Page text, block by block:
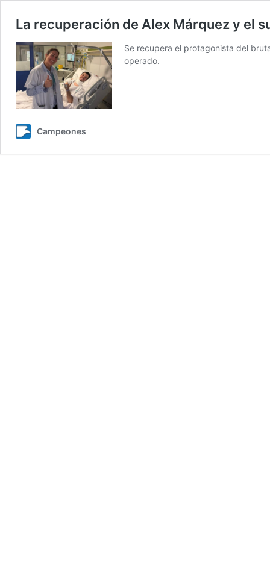
La recuperación de Alex Márquez y el
Se recupera el protagonista del
operado.
Campeones